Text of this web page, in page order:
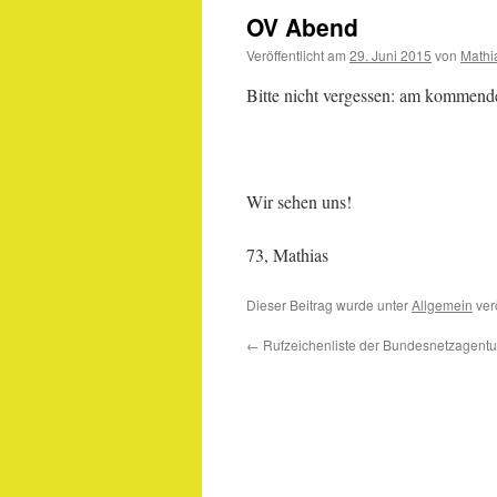
OV Abend
Veröffentlicht am 29. Juni 2015 von
Bitte nicht vergessen: am
Wir sehen uns!
73, Mathias
Dieser Beitrag wurde unterAllgemein
← Rufzeichenliste der